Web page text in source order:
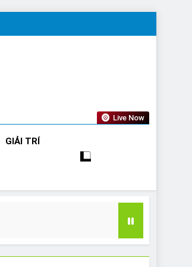
Live Now
GIẢI TRÍ